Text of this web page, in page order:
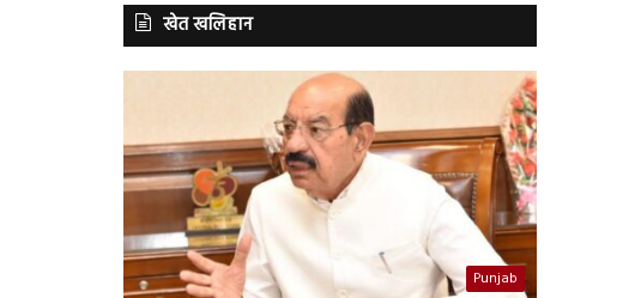
खेत खलिहान
Punjab